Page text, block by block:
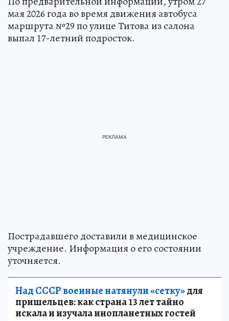
мая 2026 года во время движения автобуса
маршрута №29 по улице Титова из салона
выпал 17-летний подросток.
Пострадавшего доставили в медицинское
учреждение. Информация о его состоянии
уточняется.
Над СССР военные натянули «сетку»для
пришельцев: как страна 13 лет тайно
искала и изучала инопланетных гостей